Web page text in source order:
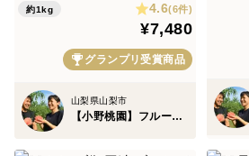
だんだんときれいな緑色から黄色
ここまで待てるのは半世紀の時を
野桃園オリジナルの栽培方法なら
ン御用達【朝どれ】桃1kgお
試し特価ももキャンペーン
【先着300名】【夏ギフト】
【7月下旬予約】
約1kg 4.6(6件)
¥7,480
グランプリ受賞商品
山梨県山梨市
【小野桃園】フルーツ王国山梨ブランド
🍑【